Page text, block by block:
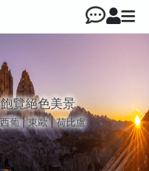
覽絕色美景
葡 | 東歐 | 荷比盧